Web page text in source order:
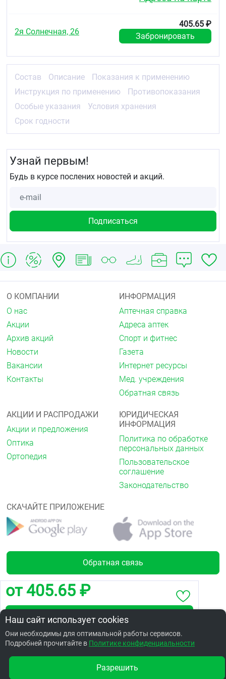
выбрасывайте их в унитаз.
Не хранить пеленки в ванной комнате или во
влажных помещениях, т.к. они являются
гигроскопичным продуктом и впитывающие
свойства пеленок могут быть ухудшены или
нарушены.
Избегать воздействия на пеленки прямых
солнечных лучей.
Срок годности
3 года с даты производства, указанной на
упаковке.
от 405.65 ₽
Забронировать по адресу 2я Солнечная,26
Заказать в интернет аптеке по цене: 478.34 ₽
Другие аптеки
2я Солнечная, 26
405.65 ₽
Забронировать
Состав Описание
Показания к применению
Инструкция по применению
Противопоказания
Особые указания
Условия хранения
Срок годности
Узнай первым!
Будь в курсе послених новостей и акций.
О КОМПАНИИ
О нас
Акции
Архив акций
Новости
Вакансии
Контакты
ИНФОРМАЦИЯ
Аптечная справка
Адреса аптек
Спорт и фитнес
Газета
Интернет ресурсы
Мед. учреждения
Обратная связь
АКЦИИ И РАСПРОДАЖИ
Акции и предложения
Оптика
Ортопедия
ЮРИДИЧЕСКАЯ
ИНФОРМАЦИЯ
Политика по обработке
персональных данных
Пользовательское
соглашение
Законодательство
СКАЧАЙТЕ ПРИЛОЖЕНИЕ
Обратная связь
Лицензии
Наш сайт использует cookies
Они необходимы для оптимальной работы сервисов.
Подробней прочитайте в Политике конфиденциальности
Разрешить